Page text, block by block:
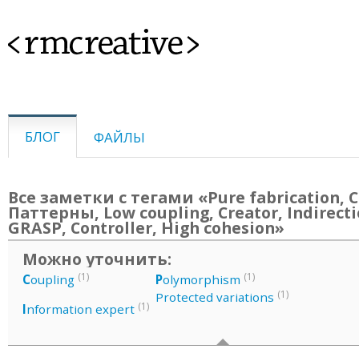
<rmcreative>
БЛОГ ФАЙЛЫ
Все заметки с тегами «Pure fabrication,
Паттерны, Low coupling, Creator,
GRASP, Controller, High cohesion»
Можно уточнить:
Coupling (1)
Information expert (1)
Polymorphism (1)
Protected variations (1)